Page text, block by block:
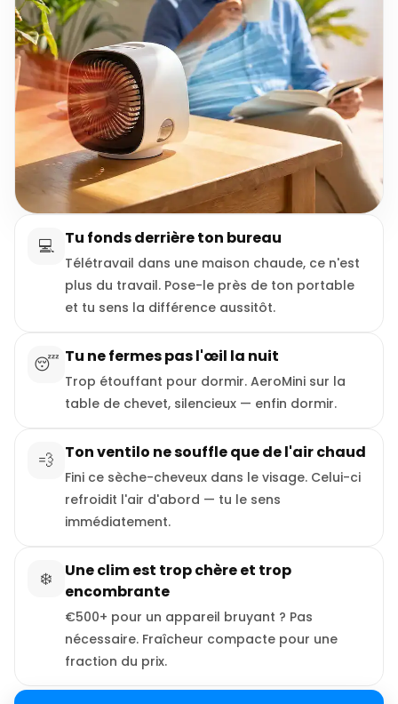
💻 Tu fonds derrière ton bureau
Télétravail dans une maison chaude, ce n'est
plus du travail. Pose-le près de ton portable
et tu sens la différence aussitôt.
😴 Tu ne fermes pas l'œil la nuit
Trop étouffant pour dormir. AeroMini sur la
table de chevet, silencieux — enfin dormir.
💨 Ton ventilo ne souffle que de l'air chaud
Fini ce sèche-cheveux dans le visage. Celui-ci
refroidit l'air d'abord — tu le sens
immédiatement.
❄️
Une clim est trop chère et trop
encombrante
€500+ pour un appareil bruyant ? Pas
nécessaire. Fraîcheur compacte pour une
fraction du prix.